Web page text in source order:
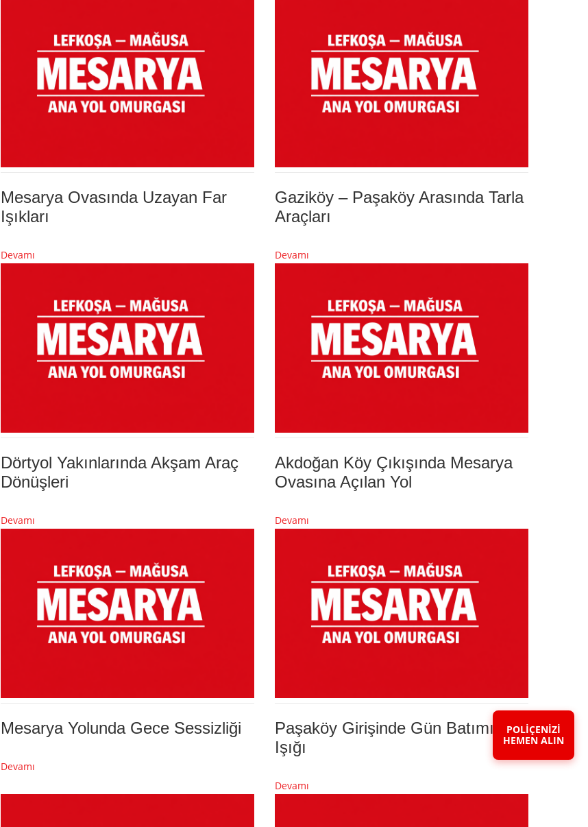
Mesarya Ovasında Uzayan Far
Işıkları
Devamı
Gaziköy – Paşaköy Arasında Tarla
Araçları
Devamı
Dörtyol Yakınlarında Akşam Araç
Dönüşleri
Devamı
Akdoğan Köy Çıkışında Mesarya
Ovasına Açılan Yol
Devamı
Mesarya Yolunda Gece Sessizliği
Devamı
Paşaköy Girişinde Gün Batımı
Işığı
Devamı
POLİÇENİZİ
HEMEN ALIN